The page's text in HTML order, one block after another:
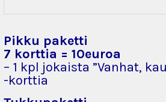
Pikku paketti
7 korttia = 10euroa
– 1 kpl jokaista ”Vanhat,
-korttia